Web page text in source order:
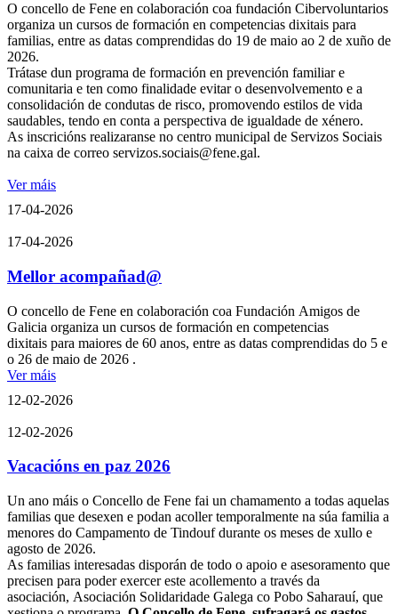
O concello de Fene en colaboración coa fundación Cibervoluntarios
organiza un cursos de formación en competencias dixitais para
familias, entre as datas comprendidas do 19 de maio ao 2 de xuño de
2026.
Trátase dun programa de formación en prevención familiar e
comunitaria e ten como finalidade evitar o desenvolvemento e a
consolidación de condutas de risco, promovendo estilos de vida
saudables, tendo en conta a perspectiva de igualdade de xénero.
As inscricións realizaranse no centro municipal de Servizos Sociais
na caixa de correo servizos.sociais@fene.gal.
Ver máis
17-04-2026
17-04-2026
Mellor acompañad@
O concello de Fene en colaboración coa Fundación Amigos de
Galicia organiza un cursos de formación en competencias
dixitais para maiores de 60 anos, entre as datas comprendidas do 5 e
o 26 de maio de 2026 .
Ver máis
12-02-2026
12-02-2026
Vacacións en paz 2026
Un ano máis o Concello de Fene fai un chamamento a todas aquelas
familias que desexen e podan acoller temporalmente na súa familia a
menores do Campamento de Tindouf durante os meses de xullo e
agosto de 2026.
As familias interesadas disporán de todo o apoio e asesoramento que
precisen para poder exercer este acollemento a través da
asociación, Asociación Solidaridade Galega co Pobo Saharauí, que